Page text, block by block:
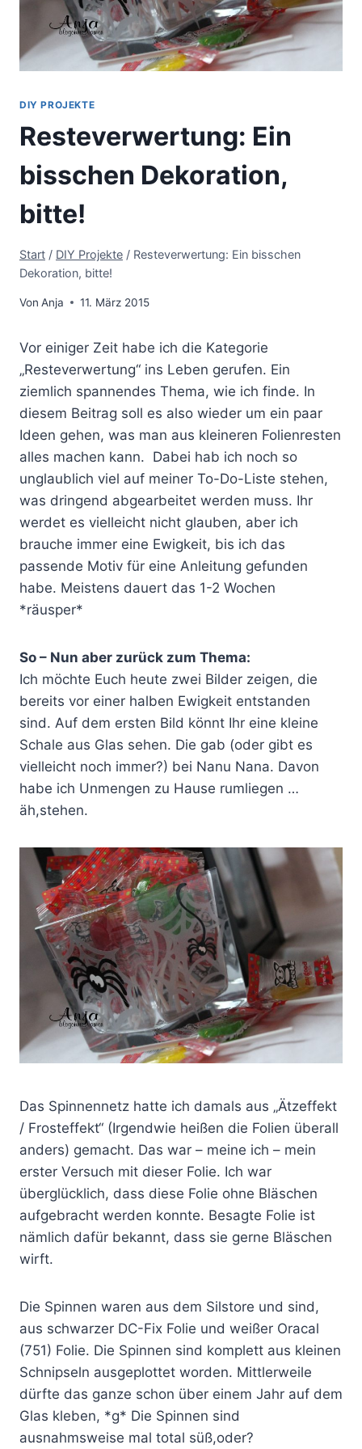
DIY PROJEKTE
Resteverwertung: Ein
bisschen Dekoration,
bitte!
Start / DIY Projekte / Resteverwertung: Ein bisschen
Dekoration, bitte!
Von Anja 11. März 2015
Vor einiger Zeit habe ich die Kategorie
„Resteverwertung“ ins Leben gerufen. Ein
ziemlich spannendes Thema, wie ich finde. In
diesem Beitrag soll es also wieder um ein paar
Ideen gehen, was man aus kleineren Folienresten
alles machen kann. Dabei hab ich noch so
unglaublich viel auf meiner To-Do-Liste stehen,
was dringend abgearbeitet werden muss. Ihr
werdet es vielleicht nicht glauben, aber ich
brauche immer eine Ewigkeit, bis ich das
passende Motiv für eine Anleitung gefunden
habe. Meistens dauert das 1-2 Wochen
*räusper*
So – Nun aber zurück zum Thema:
Ich möchte Euch heute zwei Bilder zeigen, die
bereits vor einer halben Ewigkeit entstanden
sind. Auf dem ersten Bild könnt Ihr eine kleine
Schale aus Glas sehen. Die gab (oder gibt es
vielleicht noch immer?) bei Nanu Nana. Davon
habe ich Unmengen zu Hause rumliegen …
äh,stehen.
Das Spinnennetz hatte ich damals aus „Ätzeffekt
/ Frosteffekt“ (Irgendwie heißen die Folien überall
anders) gemacht. Das war – meine ich – mein
erster Versuch mit dieser Folie. Ich war
überglücklich, dass diese Folie ohne Bläschen
aufgebracht werden konnte. Besagte Folie ist
nämlich dafür bekannt, dass sie gerne Bläschen
wirft.
Die Spinnen waren aus dem Silstore und sind,
aus schwarzer DC-Fix Folie und weißer Oracal
(751) Folie. Die Spinnen sind komplett aus kleinen
Schnipseln ausgeplottet worden. Mittlerweile
dürfte das ganze schon über einem Jahr auf dem
Glas kleben, *g* Die Spinnen sind
ausnahmsweise mal total süß,oder?